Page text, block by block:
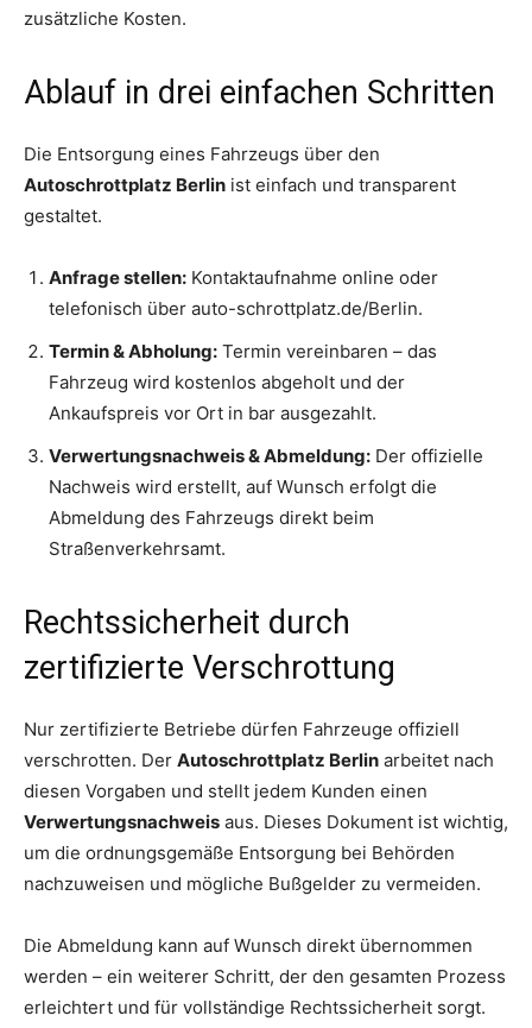
zusätzliche Kosten.
Ablauf in drei einfachen Schritten
Die Entsorgung eines Fahrzeugs über den
Autoschrottplatz Berlin ist einfach und transparent
gestaltet.
Anfrage stellen: Kontaktaufnahme online oder
telefonisch über auto-schrottplatz.de/Berlin.
Termin & Abholung: Termin vereinbaren – das
Fahrzeug wird kostenlos abgeholt und der
Ankaufspreis vor Ort in bar ausgezahlt.
Verwertungsnachweis & Abmeldung: Der offizielle
Nachweis wird erstellt, auf Wunsch erfolgt die
Abmeldung des Fahrzeugs direkt beim
Straßenverkehrsamt.
Rechtssicherheit durch
zertifizierte Verschrottung
Nur zertifizierte Betriebe dürfen Fahrzeuge offiziell
verschrotten. Der Autoschrottplatz Berlin arbeitet nach
diesen Vorgaben und stellt jedem Kunden einen
Verwertungsnachweis aus. Dieses Dokument ist wichtig,
um die ordnungsgemäße Entsorgung bei Behörden
nachzuweisen und mögliche Bußgelder zu vermeiden.
Die Abmeldung kann auf Wunsch direkt übernommen
werden – ein weiterer Schritt, der den gesamten Prozess
erleichtert und für vollständige Rechtssicherheit sorgt.